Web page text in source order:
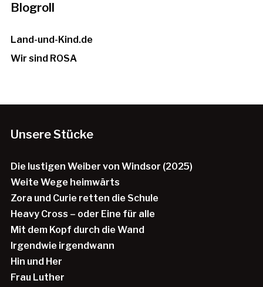
Blogroll
Land-und-Kind.de
Wir sind ROSA
Unsere Stücke
Die lustigen Weiber von Windsor (2025)
Weite Wege heimwärts
Zora und Curie retten die Schule
Heavy Cross – oder Eine für alle
Mit dem Kopf durch die Wand
Irgendwie irgendwann
Hin und Her
Frau Luther